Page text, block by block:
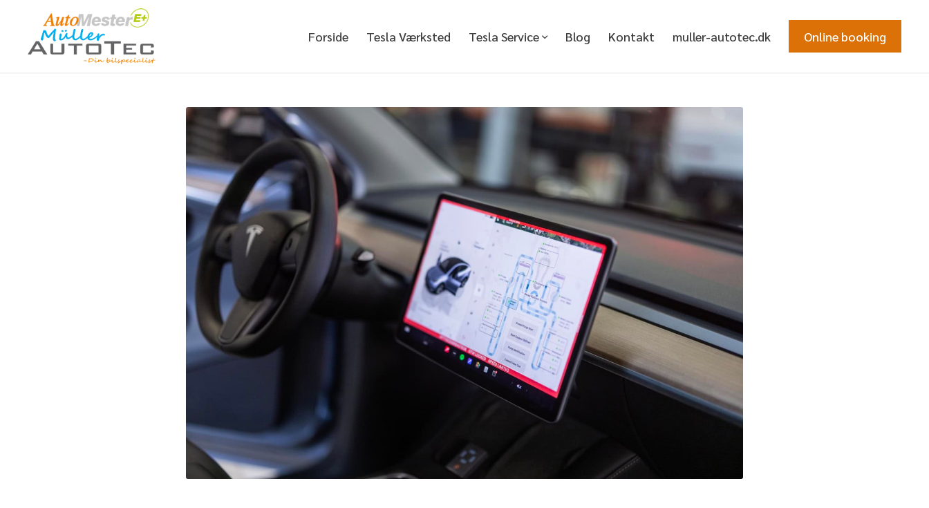
Forside Tesla Værksted Tesla Service Blog Kontakt muller-autotec.dk Online booking